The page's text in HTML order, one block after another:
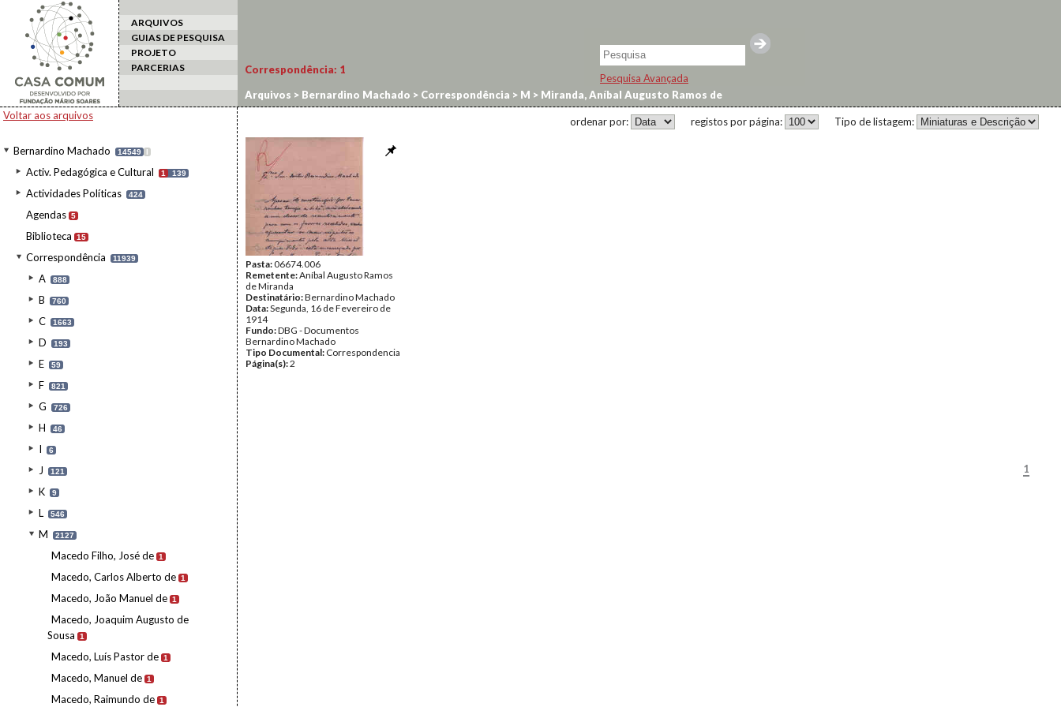
ARQUIVOS
GUIAS DE PESQUISA
PROJETO
PARCERIAS
Pesquisa Avançada
Voltar aos arquivos
Bernardino Machado 14549 I
Activ. Pedagógica e Cultural 1 139
Actividades Políticas 424
Agendas 5
Biblioteca 15
Correspondência 11939
A 888
B 760
C 1663
D 193
E 59
F 821
G 726
H 46
I 6
J 121
K 9
L 546
M 2127
Macedo Filho, José de 1
Macedo, Carlos Alberto de 1
Macedo, João Manuel de 1
Macedo, Joaquim Augusto de
Sousa
1
Macedo, Luís Pastor de 1
Macedo, Manuel de 1
Macedo, Raimundo de 1
Correspondência: 1
Arquivos > Bernardino Machado > Correspondência > M > Miranda, Aníbal Augusto Ramos de
Tipo de listagem:
registos por página:
ordenar por:
Pasta:06674.006
Remetente:Aníbal Augusto Ramos
de Miranda
Destinatário:Bernardino Machado
Data:Segunda, 16 de Fevereiro de
1914
Fundo:DBG - Documentos
Bernardino Machado
Tipo Documental: Correspondencia
Página(s):2
1